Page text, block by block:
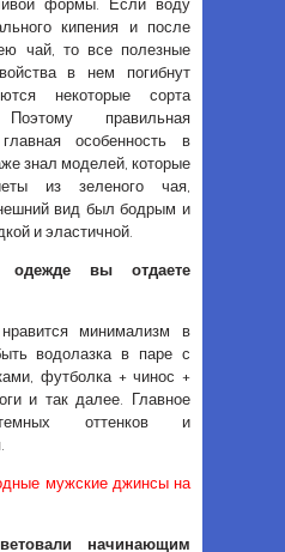
формы. Если воду
кипения и после
чай, то все полезные
в нем погибнут
некоторые сорта
правильная
особенность в
знал моделей, которые
из зеленого чая,
вид был бодрым и
и эластичной.
вы отдаете
минимализм в
водолазка в паре с
футболка + чинос +
и так далее. Главное
темных оттенков и
мужские джинсы на
начинающим